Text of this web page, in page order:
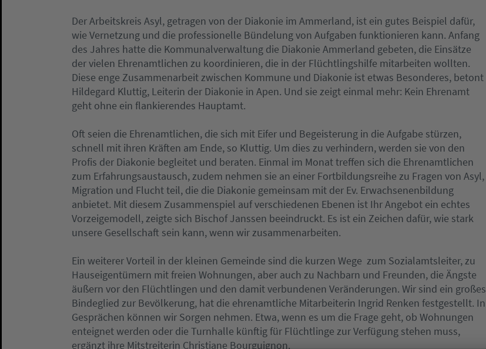
Der Arbeitskreis Asyl, getragen von der Diakonie im Ammerland, ist ein gutes Beispiel dafür,
wie Vernetzung und die professionelle Bündelung von Aufgaben funktionieren kann. Anfang
des Jahres hatte die Kommunalverwaltung die Diakonie Ammerland gebeten, die Einsätze
der vielen Ehrenamtlichen zu koordinieren, die in der Flüchtlingshilfe mitarbeiten wollten.
Diese enge Zusammenarbeit zwischen Kommune und Diakonie ist etwas Besonderes, betont
Hildegard Kluttig, Leiterin der Diakonie in Apen. Und sie zeigt einmal mehr: Kein Ehrenamt
geht ohne ein flankierendes Hauptamt.
Oft seien die Ehrenamtlichen, die sich mit Eifer und Begeisterung in die Aufgabe stürzen,
schnell mit ihren Kräften am Ende, so Kluttig. Um dies zu verhindern, werden sie von den
Profis der Diakonie begleitet und beraten. Einmal im Monat treffen sich die Ehrenamtlichen
zum Erfahrungsaustausch, zudem nehmen sie an einer Fortbildungsreihe zu Fragen von Asyl,
Migration und Flucht teil, die die Diakonie gemeinsam mit der Ev. Erwachsenenbildung
anbietet. Mit diesem Zusammenspiel auf verschiedenen Ebenen ist Ihr Angebot ein echtes
Vorzeigemodell, zeigte sich Bischof Janssen beeindruckt. Es ist ein Zeichen dafür, wie stark
unsere Gesellschaft sein kann, wenn wir zusammenarbeiten.
Ein weiterer Vorteil in der kleinen Gemeinde sind die kurzen Wege  zum Sozialamtsleiter, zu
Hauseigentümern mit freien Wohnungen, aber auch zu Nachbarn und Freunden, die Ängste
äußern vor den Flüchtlingen und den damit verbundenen Veränderungen. Wir sind ein großes
Bindeglied zur Bevölkerung, hat die ehrenamtliche Mitarbeiterin Ingrid Renken festgestellt. In
Gesprächen können wir Sorgen nehmen. Etwa, wenn es um die Frage geht, ob Wohnungen
enteignet werden oder die Turnhalle künftig für Flüchtlinge zur Verfügung stehen muss,
ergänzt ihre Mitstreiterin Christiane Bourguignon.